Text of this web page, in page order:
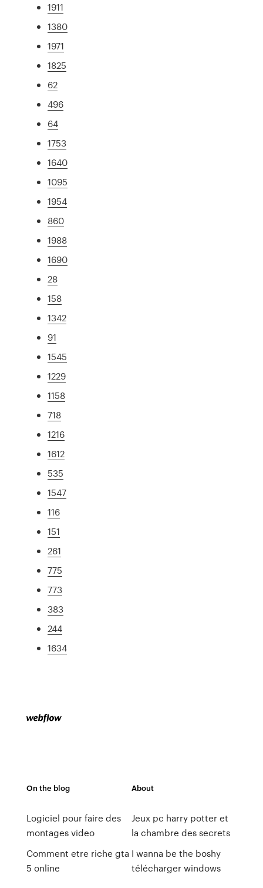
1911
1380
1971
1825
62
496
64
1753
1640
1095
1954
860
1988
1690
28
158
1342
91
1545
1229
1158
718
1216
1612
535
1547
116
151
261
775
773
383
244
1634
On the blog
Logiciel pour faire des
montages video
Comment etre riche gta
5 online
About
Jeux pc harry potter et
la chambre des secrets
I wanna be the boshy
télécharger windows